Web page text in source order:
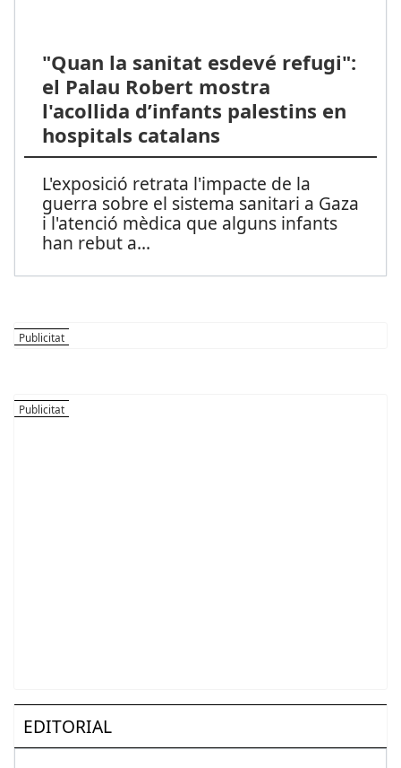
"Quan la sanitat esdevé refugi":
el Palau Robert mostra
l'acollida d’infants palestins en
hospitals catalans
L'exposició retrata l'impacte de la
guerra sobre el sistema sanitari a Gaza
i l'atenció mèdica que alguns infants
han rebut a...
EDITORIAL